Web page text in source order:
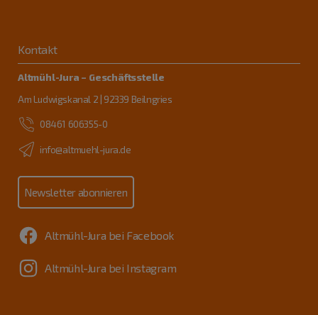
Kontakt
Altmühl-Jura – Geschäftsstelle
Am Ludwigskanal 2 | 92339 Beilngries
08461 606355-0
info@altmuehl-jura.de
Newsletter abonnieren
Altmühl-Jura bei Facebook
Altmühl-Jura bei Instagram